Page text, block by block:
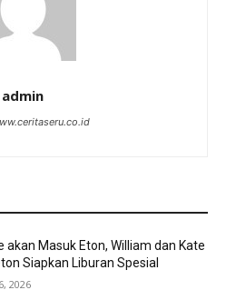
admin
akan Masuk Eton, William dan Kate
Siapkan Liburan Spesial
2026